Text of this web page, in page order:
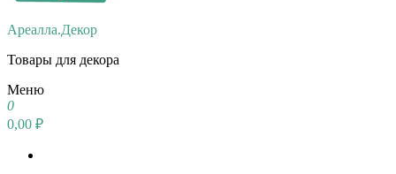
Ареалла.Декор
Товары для декора
Меню
0
0,00 ₽